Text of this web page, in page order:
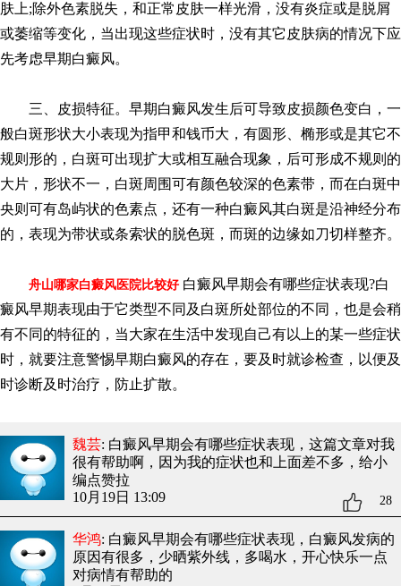
肤上;除外色素脱失，和正常皮肤一样光滑，没有炎症或是脱屑
或萎缩等变化，当出现这些症状时，没有其它皮肤病的情况下应
先考虑早期白癜风。
三、皮损特征。早期白癜风发生后可导致皮损颜色变白，一
般白斑形状大小表现为指甲和钱币大，有圆形、椭形或是其它不
规则形的，白斑可出现扩大或相互融合现象，后可形成不规则的
大片，形状不一，白斑周围可有颜色较深的色素带，而在白斑中
央则可有岛屿状的色素点，还有一种白癜风其白斑是沿神经分布
的，表现为带状或条索状的脱色斑，而斑的边缘如刀切样整齐。
舟山哪家白癜风医院比较好白癜风早期会有哪些症状表现?白
癜风早期表现由于它类型不同及白斑所处部位的不同，也是会稍
有不同的特征的，当大家在生活中发现自己有以上的某一些症状
时，就要注意警惕早期白癜风的存在，要及时就诊检查，以便及
时诊断及时治疗，防止扩散。
魏芸: 白癜风早期会有哪些症状表现，这篇文章对我
很有帮助啊，因为我的症状也和上面差不多，给小
编点赞拉
10月19日 13:09
28
华鸿: 白癜风早期会有哪些症状表现，白癜风发病的
原因有很多，少晒紫外线，多喝水，开心快乐一点
对病情有帮助的